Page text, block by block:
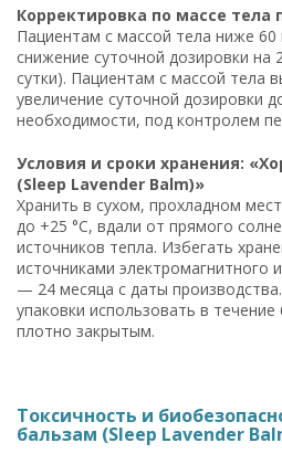
Корректировка по массе тела
Пациентам с массой тела ниже 60
снижение суточной дозировки на
сутки). Пациентам с массой тела
увеличение суточной дозировки
необходимости, под контролем
Условия и сроки хранения:
(Sleep Lavender Balm)»
Хранить в сухом, прохладном
до +25 °C, вдали от прямого
источников тепла. Избегать
источниками электромагнитного
— 24 месяца с даты
упаковки использовать в
плотно закрытым.
Токсичность и
бальзам (Sleep Lavender